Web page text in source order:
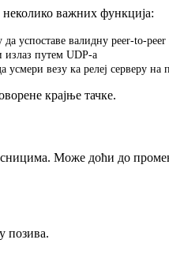
неколико важних функција:
да успоставе валидну peer-to-peer
излаз путем UDP-а
а усмери везу ка релеј серверу на п
ворене крајње тачке.
сницима. Може доћи до проме
у позива.